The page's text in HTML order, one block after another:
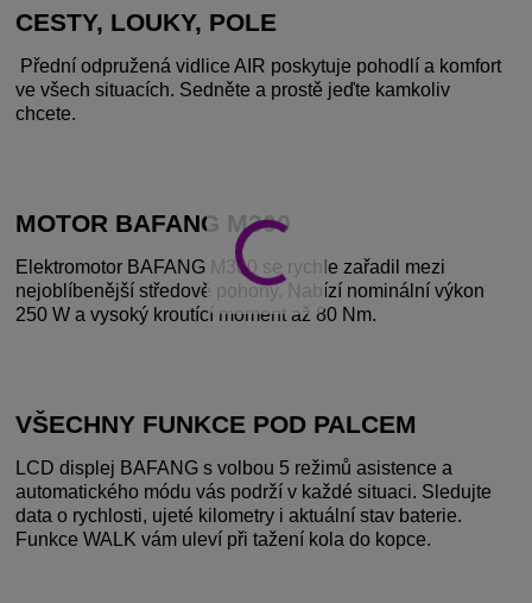
CESTY, LOUKY, POLE
Přední odpružená vidlice AIR poskytuje pohodlí a komfort
ve všech situacích. Sedněte a prostě jeďte kamkoliv
chcete.
MOTOR BAFANG M300
Elektromotor BAFANG M300 se rychle zařadil mezi
nejoblíbenější středově pohony. Nabízí nominální výkon
250 W a vysoký kroutící moment až 80 Nm.
VŠECHNY FUNKCE POD PALCEM
LCD displej BAFANG s volbou 5 režimů asistence a
automatického módu vás podrží v každé situaci. Sledujte
data o rychlosti, ujeté kilometry i aktuální stav baterie.
Funkce WALK vám uleví při tažení kola do kopce.